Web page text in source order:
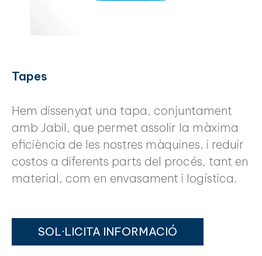
Tapes
Hem dissenyat una tapa, conjuntament
amb Jabil, que permet assolir la màxima
eficiència de les nostres màquines, i reduir
costos a diferents parts del procés, tant en
material, com en envasament i logística.
SOL·LICITA INFORMACIÓ